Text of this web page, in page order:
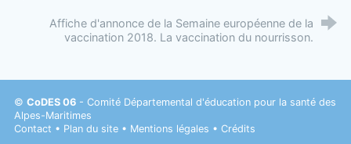
Affiche d'annonce de la Semaine européenne de la
vaccination 2018. La vaccination du nourrisson.
© CoDES 06- Comité Départemental d'éducation pour la santé des
Alpes-Maritimes
Contact • Plan du site• Mentions légales • Crédits